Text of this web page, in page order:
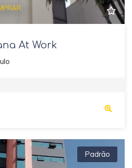
At Work
Padrão